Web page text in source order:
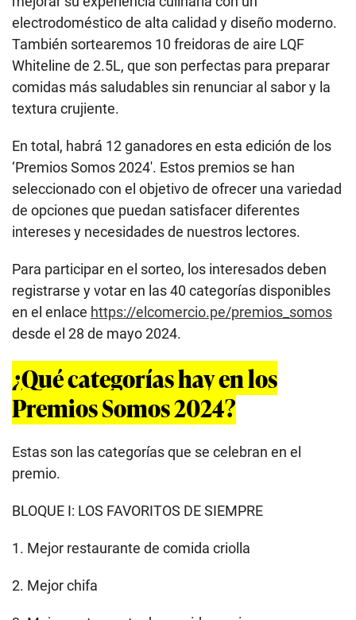
electrodoméstico de alta calidad y diseño moderno.
También sortearemos 10 freidoras de aire LQF
Whiteline de 2.5L, que son perfectas para preparar
comidas más saludables sin renunciar al sabor y la
textura crujiente.
En total, habrá 12 ganadores en esta edición de los
‘Premios Somos 2024′. Estos premios se han
seleccionado con el objetivo de ofrecer una variedad
de opciones que puedan satisfacer diferentes
intereses y necesidades de nuestros lectores.
Para participar en el sorteo, los interesados deben
registrarse y votar en las 40 categorías disponibles
en el enlace https://elcomercio.pe/premios_somos
desde el 28 de mayo 2024.
¿Qué categorías hay en los
Premios Somos 2024?
Estas son las categorías que se celebran en el
premio.
BLOQUE I: LOS FAVORITOS DE SIEMPRE
1. Mejor restaurante de comida criolla
2. Mejor chifa